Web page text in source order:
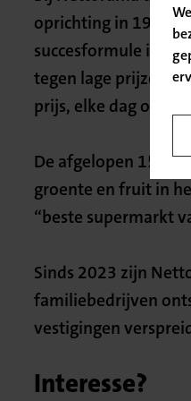
oprichting in 1968
succesformule is
tegen lage prijzen.
prijs, elke dag
De afgelopen 15
groente en fruit in
“beste supermarkt
Sinds 2023 zijn
familiebedrijven
vestigingen
Interesse?